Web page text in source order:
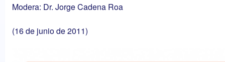
Modera: Dr. Jorge Cadena Roa
(16 de junio de 2011)